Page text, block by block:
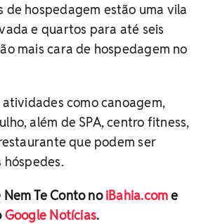
de hospedagem estão uma vila
e quartos para até seis
mais cara de hospedagem no
como canoagem,
além de SPA, centro fitness,
que podem ser
hóspedes.
Te Conto noiBahia.come
Google Notícias.